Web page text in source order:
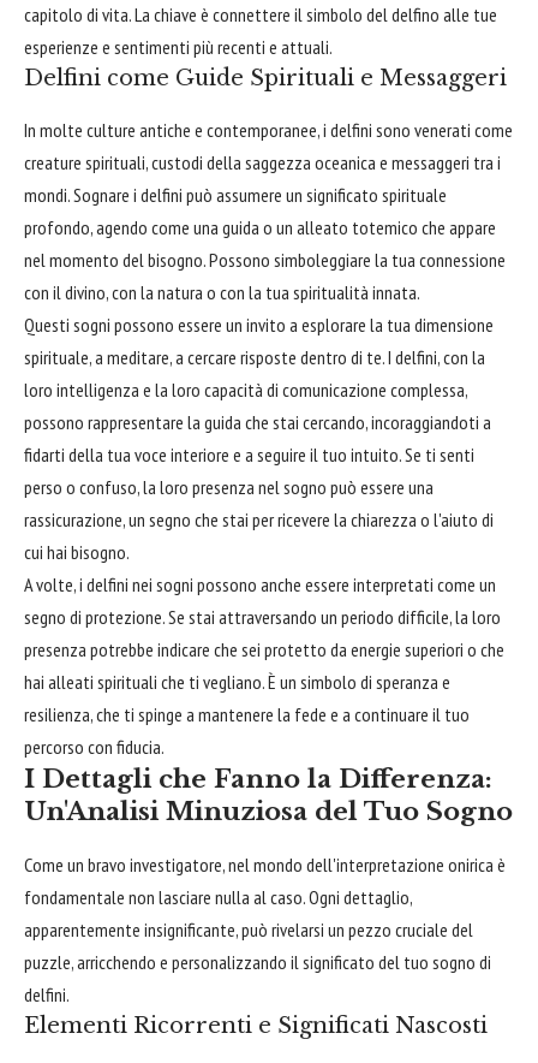
capitolo di vita. La chiave è connettere il simbolo del delfino alle tue
esperienze e sentimenti più recenti e attuali.
Delfini come Guide Spirituali e Messaggeri
In molte culture antiche e contemporanee, i delfini sono venerati come
creature spirituali, custodi della saggezza oceanica e messaggeri tra i
mondi. Sognare i delfini può assumere un significato spirituale
profondo, agendo come una guida o un alleato totemico che appare
nel momento del bisogno. Possono simboleggiare la tua connessione
con il divino, con la natura o con la tua spiritualità innata.
Questi sogni possono essere un invito a esplorare la tua dimensione
spirituale, a meditare, a cercare risposte dentro di te. I delfini, con la
loro intelligenza e la loro capacità di comunicazione complessa,
possono rappresentare la guida che stai cercando, incoraggiandoti a
fidarti della tua voce interiore e a seguire il tuo intuito. Se ti senti
perso o confuso, la loro presenza nel sogno può essere una
rassicurazione, un segno che stai per ricevere la chiarezza o l'aiuto di
cui hai bisogno.
A volte, i delfini nei sogni possono anche essere interpretati come un
segno di protezione. Se stai attraversando un periodo difficile, la loro
presenza potrebbe indicare che sei protetto da energie superiori o che
hai alleati spirituali che ti vegliano. È un simbolo di speranza e
resilienza, che ti spinge a mantenere la fede e a continuare il tuo
percorso con fiducia.
I Dettagli che Fanno la Differenza:
Un'Analisi Minuziosa del Tuo Sogno
Come un bravo investigatore, nel mondo dell'interpretazione onirica è
fondamentale non lasciare nulla al caso. Ogni dettaglio,
apparentemente insignificante, può rivelarsi un pezzo cruciale del
puzzle, arricchendo e personalizzando il significato del tuo sogno di
delfini.
Elementi Ricorrenti e Significati Nascosti